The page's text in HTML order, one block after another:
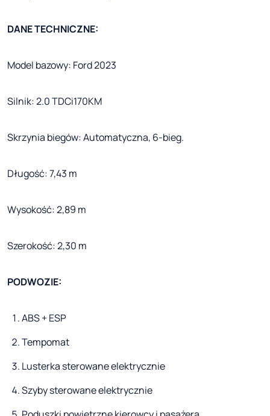
DANE TECHNICZNE:
Model bazowy: Ford 2023
Silnik: 2.0 TDCi170KM
Skrzynia biegów: Automatyczna, 6-bieg.
Długość: 7,43 m
Wysokość: 2,89 m
Szerokość: 2,30 m
PODWOZIE:
ABS + ESP
Tempomat
Lusterka sterowane elektrycznie
Szyby sterowane elektrycznie